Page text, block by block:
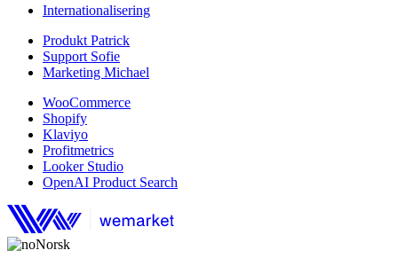
Internationalisering
Produkt Patrick
Support Sofie
Marketing Michael
WooCommerce
Shopify
Klaviyo
Profitmetrics
Looker Studio
OpenAI Product Search
Norsk